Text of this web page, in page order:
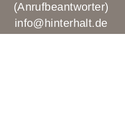
(Anrufbeantworter)
info@hinterhalt.de